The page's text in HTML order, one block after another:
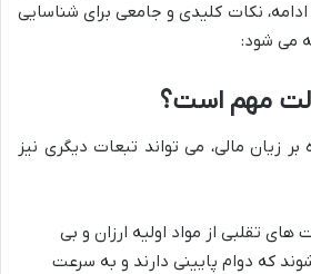
نکات کلیدی و جامعی برای شناسایی
می شود:
مهم است؟
زیان مالی، می تواند تبعات دیگری نیز
های تقلبی از مواد اولیه ارزان و بی
که دوام پایینی دارند و به سرعت